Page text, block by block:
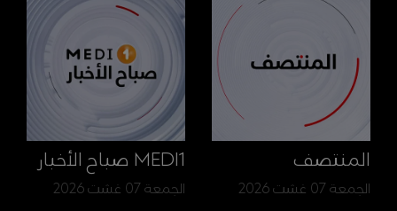
المنتصف
الجمعة 07 غشت 2026
MEDI1 صباح الأخبار
الجمعة 07 غشت 2026